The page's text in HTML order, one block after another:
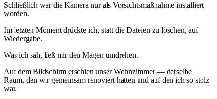
Schließlich war die Kamera nur als Vorsichtsmaßnahme installiert
worden.
Im letzten Moment drückte ich, statt die Dateien zu löschen, auf
Wiedergabe.
Was ich sah, ließ mir den Magen umdrehen.
Auf dem Bildschirm erschien unser Wohnzimmer — derselbe
Raum, den wir gemeinsam renoviert hatten und auf den ich so stolz
war.